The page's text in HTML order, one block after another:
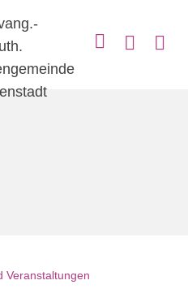
Veranstaltungen